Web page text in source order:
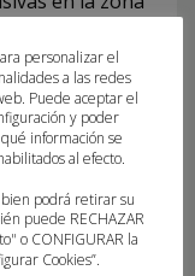
Gijóny
disputará bajo
seis jornadas,
ellos ya
División de
personalizar el
a las redes
Puede aceptar el
y poder
información se
al efecto.
bien podrá retirar su
puede RECHAZAR
o CONFIGURAR la
Cookies”.